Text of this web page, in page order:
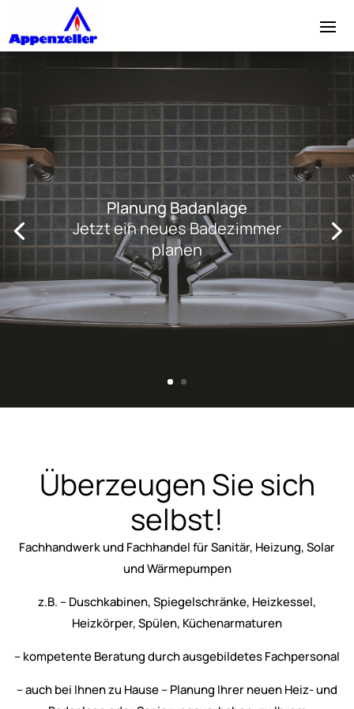
Planung Badanlage
Jetzt ein neues Badezimmer
planen
Überzeugen Sie sich
selbst!
Fachhandwerk und Fachhandel für Sanitär, Heizung, Solar
und Wärmepumpen
z.B. – Duschkabinen, Spiegelschränke, Heizkessel,
Heizkörper, Spülen, Küchenarmaturen
– kompetente Beratung durch ausgebildetes Fachpersonal
– auch bei Ihnen zu Hause – Planung Ihrer neuen Heiz- und